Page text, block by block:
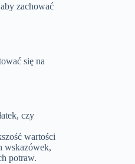
zachować
się na
czy
wartości
wskazówek,
potraw.